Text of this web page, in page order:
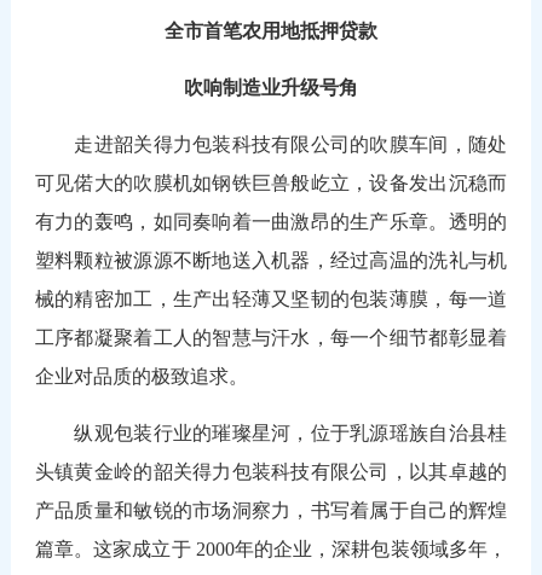
全市首笔农用地抵押贷款
吹响制造业升级号角
走进韶关得力包装科技有限公司的吹膜车间，随处
可见偌大的吹膜机如钢铁巨兽般屹立，设备发出沉稳而
有力的轰鸣，如同奏响着一曲激昂的生产乐章。透明的
塑料颗粒被源源不断地送入机器，经过高温的洗礼与机
械的精密加工，生产出轻薄又坚韧的包装薄膜，每一道
工序都凝聚着工人的智慧与汗水，每一个细节都彰显着
企业对品质的极致追求。
纵观包装行业的璀璨星河，位于乳源瑶族自治县桂
头镇黄金岭的韶关得力包装科技有限公司，以其卓越的
产品质量和敏锐的市场洞察力，书写着属于自己的辉煌
篇章。这家成立于 2000年的企业，深耕包装领域多年，